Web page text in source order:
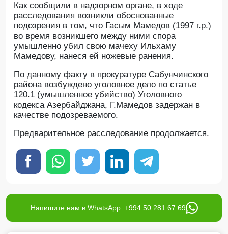
Как сообщили в надзорном органе, в ходе
расследования возникли обоснованные
подозрения в том, что Гасым Мамедов (1997 г.р.)
во время возникшего между ними спора
умышленно убил свою мачеху Ильхаму
Мамедову, нанеся ей ножевые ранения.
По данному факту в прокуратуре Сабунчинского
района возбуждено уголовное дело по статье
120.1 (умышленное убийство) Уголовного
кодекса Азербайджана, Г.Мамедов задержан в
качестве подозреваемого.
Предварительное расследование продолжается.
Напишите нам в WhatsApp: +994 50 281 67 69